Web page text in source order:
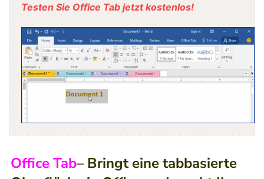
Testen Sie Office Tab jetzt kostenlos!
Office Tab– Bringt eine tabbasierte